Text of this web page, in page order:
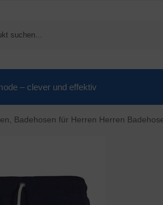
– clever und effektiv
für Herren Herren Badehose Kurze